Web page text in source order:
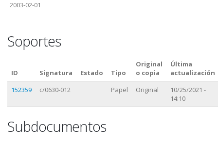
2003-02-01
Soportes
ID Signatura Estado Tipo
Original
o copia
Última
actualización
152359
c/0630-012 Papel Original
10/25/2021 -
14:10
Subdocumentos